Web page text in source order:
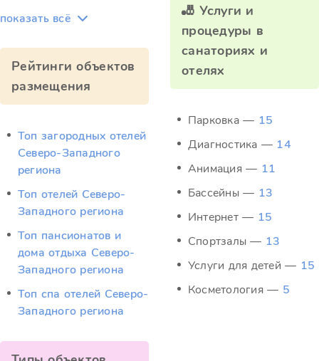
показать всё
Рейтинги объектов
размещения
Топ загородных отелей
Северо-Западного
региона
Топ отелей Северо-
Западного региона
Топ пансионатов и
дома отдыха Северо-
Западного региона
Топ спа отелей Северо-
Западного региона
🎳 Услуги и
процедуры в
санаториях и
отелях
Парковка — 15
Диагностика — 14
Анимация — 11
Бассейны — 13
Интернет — 15
Спортзалы — 13
Услуги для детей — 15
Косметология — 5